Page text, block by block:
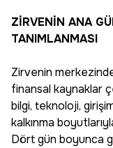
ZİRVENİN ANA
TANIMLANMASI
Zirvenin
finansal kaynaklar
bilgi, teknoloji,
kalkınma
Dört gün boyunca